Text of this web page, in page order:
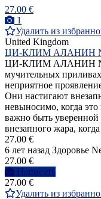
27.00 €
1
Удалить из
United Kingdom
ЦИ-КЛИМ АЛАНИН
ЦИ-КЛИМ АЛАНИН
мучительных
неприятное
Они настигают
невыносимо, когда это
важно быть
внезапного жара,
27.00 €
6 лет назад Здоровье
27.00 €
Написать
27.00 €
Удалить из